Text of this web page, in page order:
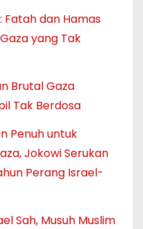
Fatah dan Hamas
yang Tak
Brutal Gaza
Tak Berdosa
Penuh untuk
Jokowi Serukan
Perang Israel-
Sah, Musuh Muslim